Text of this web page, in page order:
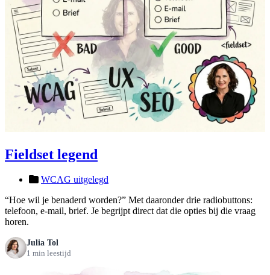
Fieldset legend
WCAG uitgelegd
“Hoe wil je benaderd worden?” Met daaronder drie radiobuttons:
telefoon, e-mail, brief. Je begrijpt direct dat die opties bij die vraag
horen.
Julia Tol
1 min leestijd